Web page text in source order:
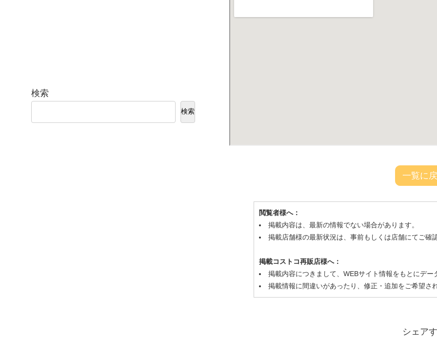
一覧に
閲覧者様へ：
掲載内容は、最新の情報でない場合があります。
掲載店舗様の最新状況は、事前もしくは店舗にてご確
掲載コストコ再販店様へ：
掲載内容につきまして、WEBサイト情報をもとにデ
掲載情報に間違いがあったり、修正・追加をご希望さ
シェア
検索
検索